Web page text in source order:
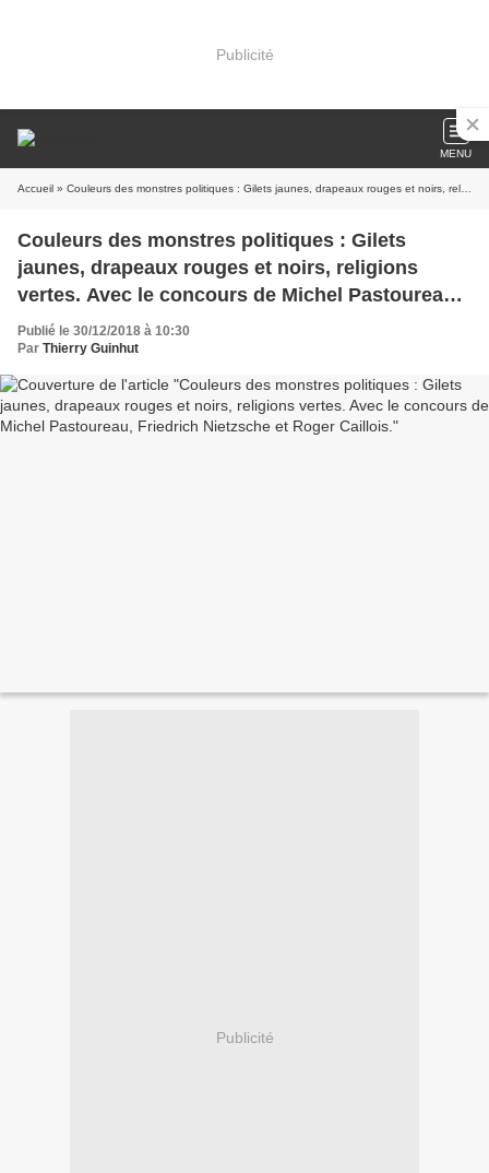
Publicité
MENU
Accueil » Couleurs des monstres politiques : Gilets jaunes, drapeaux rouges et noirs, religions vertes. Avec le concours de Michel Pastoureau, Friedrich Nietzsche et Roger Caillois.
Couleurs des monstres politiques : Gilets
jaunes, drapeaux rouges et noirs, religions
vertes. Avec le concours de Michel Pastoureau,
Friedrich Nietzsche et Roger Caillois.
Publié le 30/12/2018 à 10:30
Par Thierry Guinhut
Publicité